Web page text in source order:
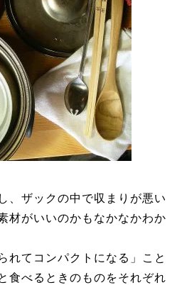
、ザックの中で収まりが悪い
材がいいのかもなかなかわか
れてコンパクトになる」こと
食べるときのものをそれぞれ